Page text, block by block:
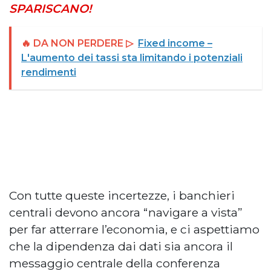
SPARISCANO!
🔥 DA NON PERDERE ▷ Fixed income –
L'aumento dei tassi sta limitando i potenziali
rendimenti
Con tutte queste incertezze, i banchieri
centrali devono ancora “navigare a vista”
per far atterrare l’economia, e ci aspettiamo
che la dipendenza dai dati sia ancora il
messaggio centrale della conferenza